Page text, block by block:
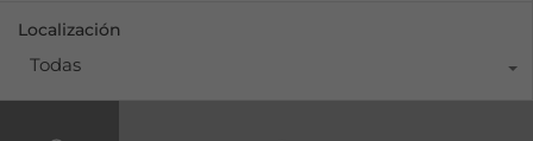
Localización
Todas